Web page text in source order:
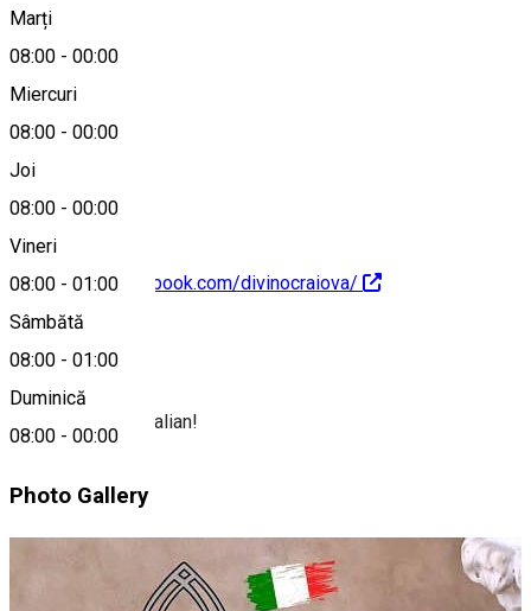
Marți
08:00 - 00:00
Miercuri
08:00 - 00:00
Joi
08:00 - 00:00
Vineri
08:00 - 01:00
Sâmbătă
08:00 - 01:00
Duminică
08:00 - 00:00
Hartă
https://www.facebook.com/divinocraiova/
Despre
Adevaratul gust italian!
Photo Gallery